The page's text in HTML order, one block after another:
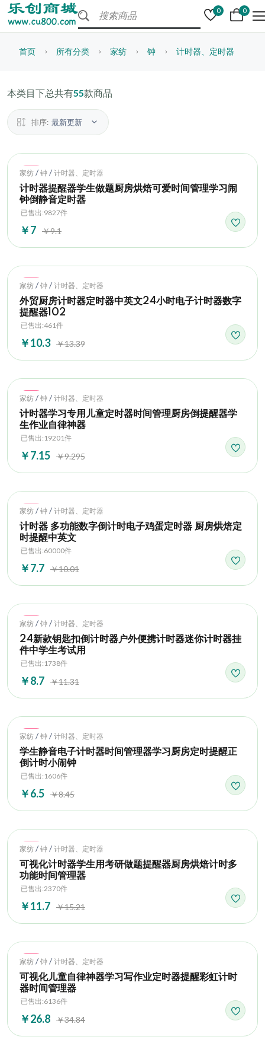
0 0
首页 所有分类 家纺 钟 计时器、定时器
本类目下总共有55款商品
排序: 最新更新
Hot
家纺 / 钟 / 计时器、定时器
计时器提醒器学生做题厨房烘焙可爱时间管理学习闹
钟倒静音定时器
已售出:9827件
￥7 ￥9.1
Hot
家纺 / 钟 / 计时器、定时器
外贸厨房计时器定时器中英文24小时电子计时器数字
提醒器102
已售出:461件
￥10.3 ￥13.39
Hot
家纺 / 钟 / 计时器、定时器
计时器学习专用儿童定时器时间管理厨房倒提醒器学
生作业自律神器
已售出:19201件
￥7.15 ￥9.295
Hot
家纺 / 钟 / 计时器、定时器
计时器 多功能数字倒计时电子鸡蛋定时器 厨房烘焙定
时提醒中英文
已售出:60000件
￥7.7 ￥10.01
Hot
家纺 / 钟 / 计时器、定时器
24新款钥匙扣倒计时器户外便携计时器迷你计时器挂
件中学生考试用
已售出:1738件
￥8.7 ￥11.31
Hot
家纺 / 钟 / 计时器、定时器
学生静音电子计时器时间管理器学习厨房定时提醒正
倒计时小闹钟
已售出:1606件
￥6.5 ￥8.45
Hot
家纺 / 钟 / 计时器、定时器
可视化计时器学生用考研做题提醒器厨房烘焙计时多
功能时间管理器
已售出:2370件
￥11.7 ￥15.21
Hot
家纺 / 钟 / 计时器、定时器
可视化儿童自律神器学习写作业定时器提醒彩虹计时
器时间管理器
已售出:6136件
￥26.8 ￥34.84